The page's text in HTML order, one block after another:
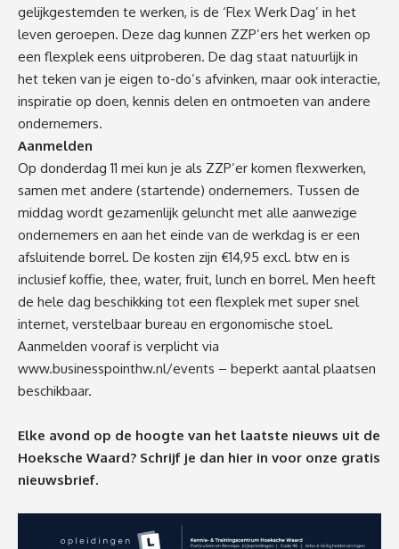
gelijkgestemden te werken, is de ‘Flex Werk Dag’ in het
leven geroepen. Deze dag kunnen ZZP’ers het werken op
een flexplek eens uitproberen. De dag staat natuurlijk in
het teken van je eigen to-do’s afvinken, maar ook interactie,
inspiratie op doen, kennis delen en ontmoeten van andere
ondernemers.
Aanmelden
Op donderdag 11 mei kun je als ZZP’er komen flexwerken,
samen met andere (startende) ondernemers. Tussen de
middag wordt gezamenlijk geluncht met alle aanwezige
ondernemers en aan het einde van de werkdag is er een
afsluitende borrel. De kosten zijn €14,95 excl. btw en is
inclusief koffie, thee, water, fruit, lunch en borrel. Men heeft
de hele dag beschikking tot een flexplek met super snel
internet, verstelbaar bureau en ergonomische stoel.
Aanmelden vooraf is verplicht via
www.businesspointhw.nl/events – beperkt aantal plaatsen
beschikbaar.
Elke avond op de hoogte van het laatste nieuws uit de
Hoeksche Waard? Schrijf je dan hier in voor onze gratis
nieuwsbrief.